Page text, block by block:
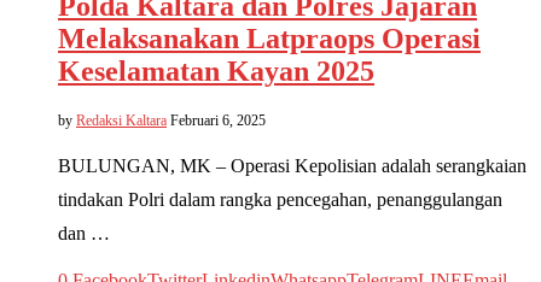
Polda Kaltara dan Polres Jajaran
Melaksanakan Latpraops Operasi
Keselamatan Kayan 2025
by Redaksi Kaltara Februari 6, 2025
BULUNGAN, MK – Operasi Kepolisian adalah serangkaian
tindakan Polri dalam rangka pencegahan, penanggulangan
dan …